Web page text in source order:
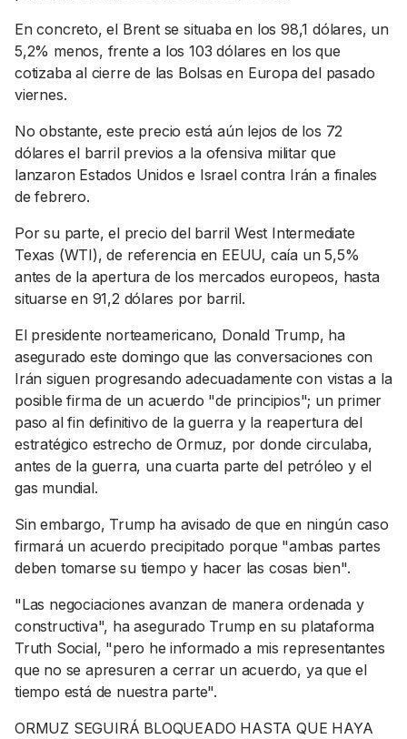
En concreto, el Brent se situaba en los 98,1 dólares, un
5,2% menos, frente a los 103 dólares en los que
cotizaba al cierre de las Bolsas en Europa del pasado
viernes.
No obstante, este precio está aún lejos de los 72
dólares el barril previos a la ofensiva militar que
lanzaron Estados Unidos e Israel contra Irán a finales
de febrero.
Por su parte, el precio del barril West Intermediate
Texas (WTI), de referencia en EEUU, caía un 5,5%
antes de la apertura de los mercados europeos, hasta
situarse en 91,2 dólares por barril.
El presidente norteamericano, Donald Trump, ha
asegurado este domingo que las conversaciones con
Irán siguen progresando adecuadamente con vistas a la
posible firma de un acuerdo "de principios"; un primer
paso al fin definitivo de la guerra y la reapertura del
estratégico estrecho de Ormuz, por donde circulaba,
antes de la guerra, una cuarta parte del petróleo y el
gas mundial.
Sin embargo, Trump ha avisado de que en ningún caso
firmará un acuerdo precipitado porque "ambas partes
deben tomarse su tiempo y hacer las cosas bien".
"Las negociaciones avanzan de manera ordenada y
constructiva", ha asegurado Trump en su plataforma
Truth Social, "pero he informado a mis representantes
que no se apresuren a cerrar un acuerdo, ya que el
tiempo está de nuestra parte".
ORMUZ SEGUIRÁ BLOQUEADO HASTA QUE HAYA